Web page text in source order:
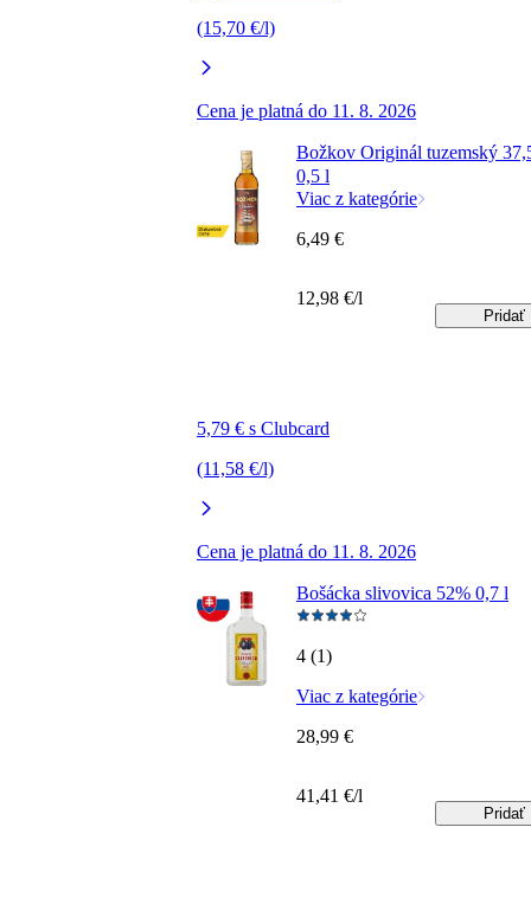
(15,70 €/l)
Cena je platná do 11. 8. 2026
Božkov Originál tuzemský
0,5 l
Viac z kategórie
5,79 € s Clubcard
(11,58 €/l)
Cena je platná do 11. 8. 2026
6,49 €
12,98 €/l
Pridať
Bošácka slivovica 52% 0,7 l
4 (1)
Viac z kategórie
28,99 €
41,41 €/l
Pridať